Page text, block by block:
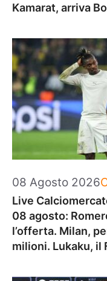
Kamarat, arriva
08 Agosto 2026
Live
08 agosto:
l’offerta. Milan,
milioni. Lukaku, il